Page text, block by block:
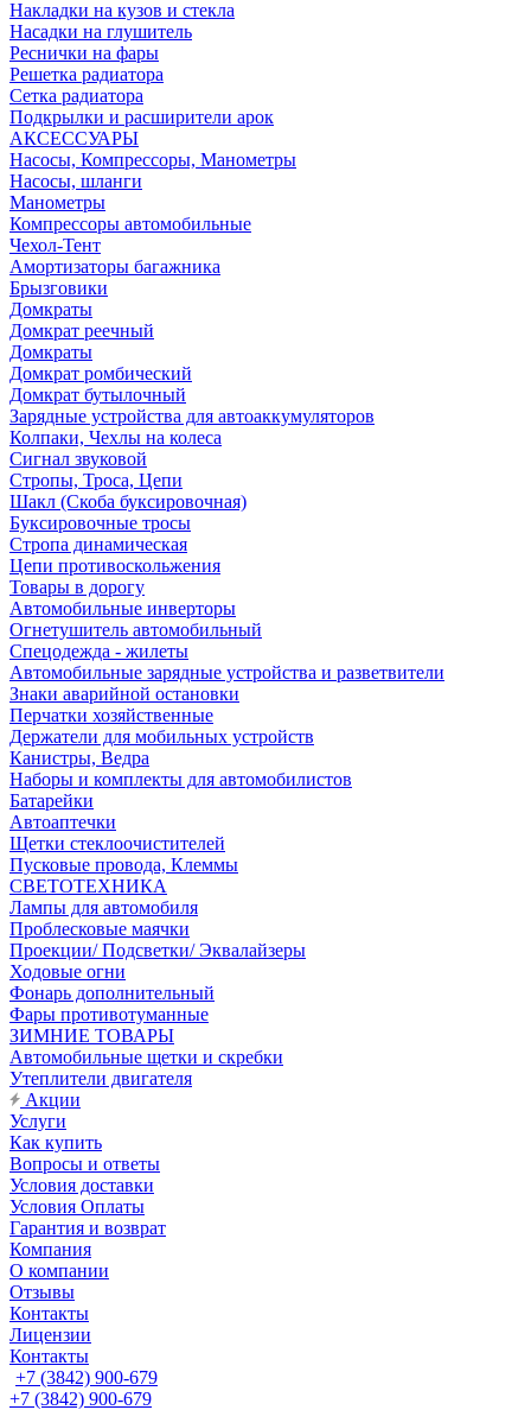
Накладки на кузов и стекла
Насадки на глушитель
Реснички на фары
Решетка радиатора
Сетка радиатора
Подкрылки и расширители арок
АКСЕССУАРЫ
Насосы, Компрессоры, Манометры
Насосы, шланги
Манометры
Компрессоры автомобильные
Чехол-Тент
Амортизаторы багажника
Брызговики
Домкраты
Домкрат реечный
Домкраты
Домкрат ромбический
Домкрат бутылочный
Зарядные устройства для автоаккумуляторов
Колпаки, Чехлы на колеса
Сигнал звуковой
Стропы, Троса, Цепи
Шакл (Скоба буксировочная)
Буксировочные тросы
Стропа динамическая
Цепи противоскольжения
Товары в дорогу
Автомобильные инверторы
Огнетушитель автомобильный
Спецодежда - жилеты
Автомобильные зарядные устройства и разветвители
Знаки аварийной остановки
Перчатки хозяйственные
Держатели для мобильных устройств
Канистры, Ведра
Наборы и комплекты для автомобилистов
Батарейки
Автоаптечки
Щетки стеклоочистителей
Пусковые провода, Клеммы
СВЕТОТЕХНИКА
Лампы для автомобиля
Проблесковые маячки
Проекции/ Подсветки/ Эквалайзеры
Ходовые огни
Фонарь дополнительный
Фары противотуманные
ЗИМНИЕ ТОВАРЫ
Автомобильные щетки и скребки
Утеплители двигателя
Акции
Услуги
Как купить
Вопросы и ответы
Условия доставки
Условия Оплаты
Гарантия и возврат
Компания
О компании
Отзывы
Контакты
Лицензии
Контакты
+7 (3842) 900-679
+7 (3842) 900-679